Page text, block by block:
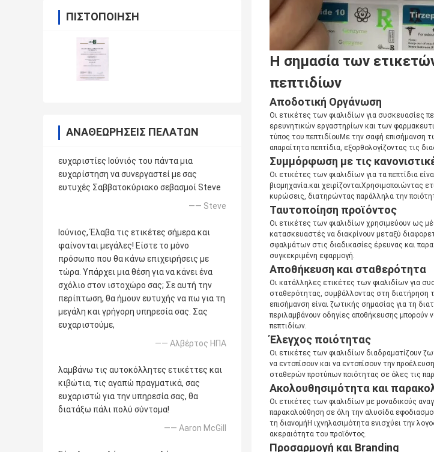
ΠΙΣΤΟΠΟΊΗΣΗ
ΑΝΑΘΕΩΡΉΣΕΙΣ ΠΕΛΑΤΏΝ
ευχαριστίες Ιούνιός του πάντα μια
ευχαρίστηση να συνεργαστεί με σας
ευτυχές Σαββατοκύριακο σεβασμοί Steve
—— Steve
Ιούνιος, Έλαβα τις ετικέτες σήμερα και
φαίνονται μεγάλες! Είστε το μόνο
πρόσωπο που θα κάνω επιχειρήσεις με
τώρα. Υπάρχει μια θέση για να κάνει ένα
σχόλιο στον ιστοχώρο σας; Σε αυτή την
περίπτωση, θα ήμουν ευτυχής να πω για τη
μεγάλη και γρήγορη υπηρεσία σας. Σας
ευχαριστούμε,
—— Αλβέρτος ΗΠΑ
λαμβάνω τις αυτοκόλλητες ετικέττες και
κιβώτια, τις αγαπώ πραγματικά, σας
ευχαριστώ για την υπηρεσία σας, θα
διατάξω πάλι πολύ σύντομα!
—— Aaron McGill
Η σημασία των
πεπτιδίων
Αποδοτική Οργάνωση
Οι ετικέτες των φιαλιδίων για συσκευασίες
ερευνητικών εργαστηρίων και των
τύπος του πεπτιδίουΜε την σαφή επισήμανση
απαραίτητα πεπτίδια, εξορθολογίζοντας τις
Συμμόρφωση με τις
Οι ετικέτες των φιαλιδίων για τα πεπτίδια
βιομηχανία.και χειρίζονταιΧρησιμοποιώντας
κυρώσεις, διατηρώντας παράλληλα την
Ταυτοποίηση προϊόντος
Οι ετικέτες των φιαλιδίων χρησιμεύουν ως
κατασκευαστές να διακρίνουν μεταξύ
σφαλμάτων στις διαδικασίες έρευνας και
συγκεκριμένη εφαρμογή.
Αποθήκευση και σταθερότητα
Οι κατάλληλες ετικέτες των φιαλιδίων για
σταθερότητας, συμβάλλοντας στη διατήρηση
επισήμανση είναι ζωτικής σημασίας για τη
περιλαμβάνουν οδηγίες αποθήκευσης
πεπτιδίων.
Έλεγχος ποιότητας
Οι ετικέτες των φιαλιδίων διαδραματίζουν
να εντοπίσουν και να εντοπίσουν την
σταθερών προτύπων ποιότητας σε όλες τις
Ακολουθησιμότητα και
Οι ετικέτες των φιαλιδίων με μοναδικούς
παρακολούθηση σε όλη την αλυσίδα
τη διανομήΗ ιχνηλασιμότητα ενισχύει την
ακεραιότητα του προϊόντος.
Προσαρμογή και Branding